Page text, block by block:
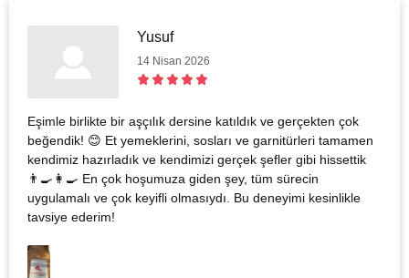
Yusuf
14 Nisan 2026
Eşimle birlikte bir aşçılık dersine katıldık ve gerçekten çok
beğendik! 😊 Et yemeklerini, sosları ve garnitürleri tamamen
kendimiz hazırladık ve kendimizi gerçek şefler gibi hissettik
👨‍🍳👩‍🍳 En çok hoşumuza giden şey, tüm sürecin
uygulamalı ve çok keyifli olmasıydı. Bu deneyimi kesinlikle
tavsiye ederim!